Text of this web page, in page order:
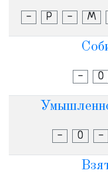
- Р - М
- О
- О -